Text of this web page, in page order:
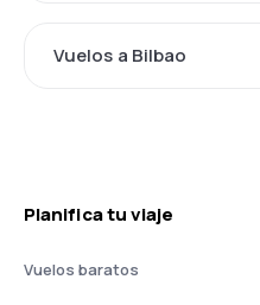
Vuelos a Bilbao
Planifica tu viaje
Vuelos baratos